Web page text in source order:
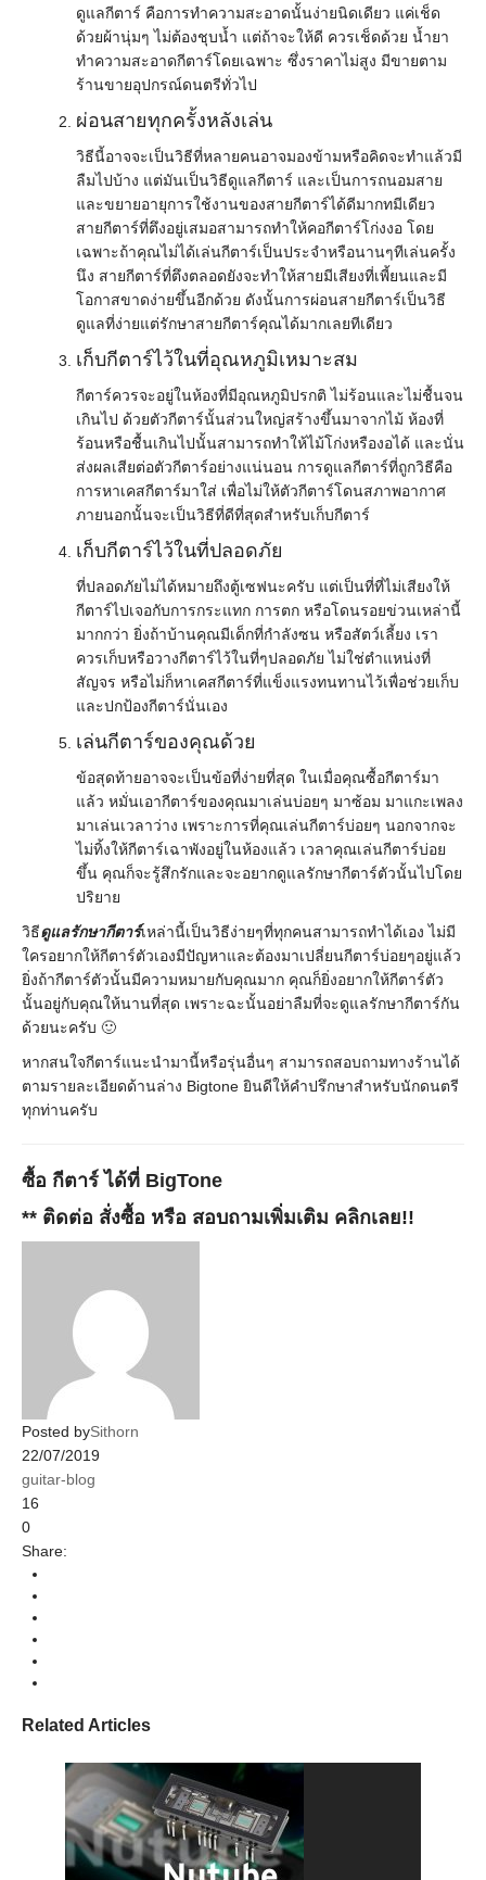
ดูแลกีตาร์ คือการทำความสะอาดนั้นง่ายนิดเดียว แค่เช็ด
ด้วยผ้านุ่มๆ ไม่ต้องชุบน้ำ แต่ถ้าจะให้ดี ควรเช็ดด้วย น้ำยา
ทำความสะอาดกีตาร์โดยเฉพาะ ซึ่งราคาไม่สูง มีขายตาม
ร้านขายอุปกรณ์ดนตรีทั่วไป
ผ่อนสายทุกครั้งหลังเล่น
วิธีนี้อาจจะเป็นวิธีที่หลายคนอาจมองข้ามหรือคิดจะทำแล้วมี
ลืมไปบ้าง แต่มันเป็นวิธีดูแลกีตาร์ และเป็นการถนอมสาย
และขยายอายุการใช้งานของสายกีตาร์ได้ดีมากทมีเดียว
สายกีตาร์ที่ตึงอยู่เสมอสามารถทำให้คอกีตาร์โก่งงอ โดย
เฉพาะถ้าคุณไม่ได้เล่นกีตาร์เป็นประจำหรือนานๆทีเล่นครั้ง
นึง สายกีตาร์ที่ตึงตลอดยังจะทำให้สายมีเสียงที่เพี้ยนและมี
โอกาสขาดง่ายขึ้นอีกด้วย ดังนั้นการผ่อนสายกีตาร์เป็นวิธี
ดูแลที่ง่ายแต่รักษาสายกีตาร์คุณได้มากเลยทีเดียว
เก็บกีตาร์ไว้ในที่อุณหภูมิเหมาะสม
กีตาร์ควรจะอยู่ในห้องที่มีอุณหภูมิปรกติ ไม่ร้อนและไม่ชื้นจน
เกินไป ด้วยตัวกีตาร์นั้นส่วนใหญ่สร้างขึ้นมาจากไม้ ห้องที่
ร้อนหรือชื้นเกินไปนั้นสามารถทำให้ไม้โก่งหรืองอได้ และนั่น
ส่งผลเสียต่อตัวกีตาร์อย่างแน่นอน การดูแลกีตาร์ที่ถูกวิธีคือ
การหาเคสกีตาร์มาใส่ เพื่อไม่ให้ตัวกีตาร์โดนสภาพอากาศ
ภายนอกนั้นจะเป็นวิธีที่ดีที่สุดสำหรับเก็บกีตาร์
เก็บกีตาร์ไว้ในที่ปลอดภัย
ที่ปลอดภัยไม่ได้หมายถึงตู้เซฟนะครับ แต่เป็นที่ที่ไม่เสียงให้
กีตาร์ไปเจอกับการกระแทก การตก หรือโดนรอยข่วนเหล่านี้
มากกว่า ยิ่งถ้าบ้านคุณมีเด็กที่กำลังซน หรือสัตว์เลี้ยง เรา
ควรเก็บหรือวางกีตาร์ไว้ในที่ๆปลอดภัย ไม่ใช่ตำแหน่งที่
สัญจร หรือไม่ก็หาเคสกีตาร์ที่แข็งแรงทนทานไว้เพื่อช่วยเก็บ
และปกป้องกีตาร์นั่นเอง
เล่นกีตาร์ของคุณด้วย
ข้อสุดท้ายอาจจะเป็นข้อที่ง่ายที่สุด ในเมื่อคุณซื้อกีตาร์มา
แล้ว หมั่นเอากีตาร์ของคุณมาเล่นบ่อยๆ มาซ้อม มาแกะเพลง
มาเล่นเวลาว่าง เพราะการที่คุณเล่นกีตาร์บ่อยๆ นอกจากจะ
ไม่ทิ้งให้กีตาร์เฉาพังอยู่ในห้องแล้ว เวลาคุณเล่นกีตาร์บ่อย
ขึ้น คุณก็จะรู้สึกรักและจะอยากดูแลรักษากีตาร์ตัวนั้นไปโดย
ปริยาย
วิธีดูแลรักษากีตาร์เหล่านี้เป็นวิธีง่ายๆที่ทุกคนสามารถทำได้เอง ไม่มี
ใครอยากให้กีตาร์ตัวเองมีปัญหาและต้องมาเปลี่ยนกีตาร์บ่อยๆอยู่แล้ว
ยิ่งถ้ากีตาร์ตัวนั้นมีความหมายกับคุณมาก คุณก็ยิ่งอยากให้กีตาร์ตัว
นั้นอยู่กับคุณให้นานที่สุด เพราะฉะนั้นอย่าลืมที่จะดูแลรักษากีตาร์กัน
ด้วยนะครับ 🙂
หากสนใจกีตาร์แนะนำมานี้หรือรุ่นอื่นๆ สามารถสอบถามทางร้านได้
ตามรายละเอียดด้านล่าง Bigtone ยินดีให้คำปรึกษาสำหรับนักดนตรี
ทุกท่านครับ
ซื้อ กีตาร์ ได้ที่ BigTone
** ติดต่อ สั่งซื้อ หรือ สอบถามเพิ่มเติม คลิกเลย!!
Posted bySithorn
22/07/2019
guitar-blog
16
0
Share:
Related Articles